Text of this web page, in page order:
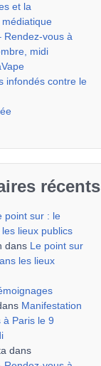
et la
Rendez-vous à
midi
infondés contre le
récents
point sur : le
lieux publics
dans Le point sur
les lieux
Manifestation
à Paris le 9
dans